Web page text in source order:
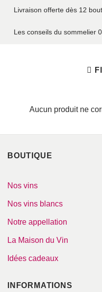
Livraison offerte dès 12
Les conseils du sommelier
Aucun produit ne
BOUTIQUE
Nos vins
Nos vins blancs
Notre appellation
La Maison du Vin
Idées cadeaux
INFORMATIONS